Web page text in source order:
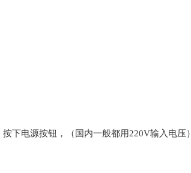
按下电源按钮，（国内一般都用220V输入电压）